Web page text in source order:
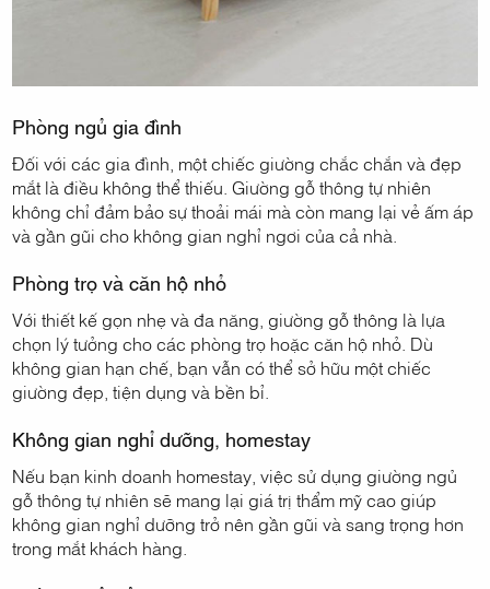
Phòng ngủ gia đình
Đối với các gia đình, một chiếc giường chắc chắn và đẹp
mắt là điều không thể thiếu. Giường gỗ thông tự nhiên
không chỉ đảm bảo sự thoải mái mà còn mang lại vẻ ấm áp
và gần gũi cho không gian nghỉ ngơi của cả nhà.
Phòng trọ và căn hộ nhỏ
Với thiết kế gọn nhẹ và đa năng, giường gỗ thông là lựa
chọn lý tưởng cho các phòng trọ hoặc căn hộ nhỏ. Dù
không gian hạn chế, bạn vẫn có thể sở hữu một chiếc
giường đẹp, tiện dụng và bền bỉ.
Không gian nghỉ dưỡng, homestay
Nếu bạn kinh doanh homestay, việc sử dụng giường ngủ
gỗ thông tự nhiên sẽ mang lại giá trị thẩm mỹ cao giúp
không gian nghỉ dưỡng trở nên gần gũi và sang trọng hơn
trong mắt khách hàng.